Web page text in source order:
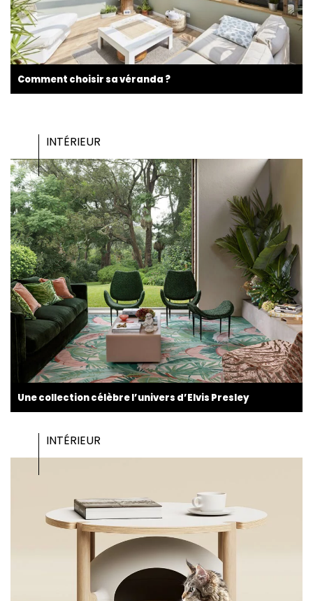
Comment choisir sa véranda ?
INTÉRIEUR
Une collection célèbre l’univers d’Elvis Presley
INTÉRIEUR